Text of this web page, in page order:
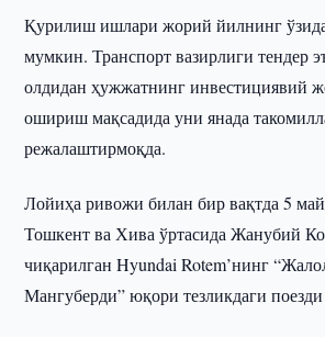
Қурилиш ишлари жорий йилнинг
мумкин. Транспорт вазирлиги тендер
олдидан ҳужжатнинг инвестициявий
ошириш мақсадида уни янада
режалаштирмоқда.
Лойиҳа ривожи билан бир вақтда 5
Тошкент ва Хива ўртасида Жанубий
чиқарилган Hyundai Rotem’нинг
Мангуберди” юқори тезликдаги